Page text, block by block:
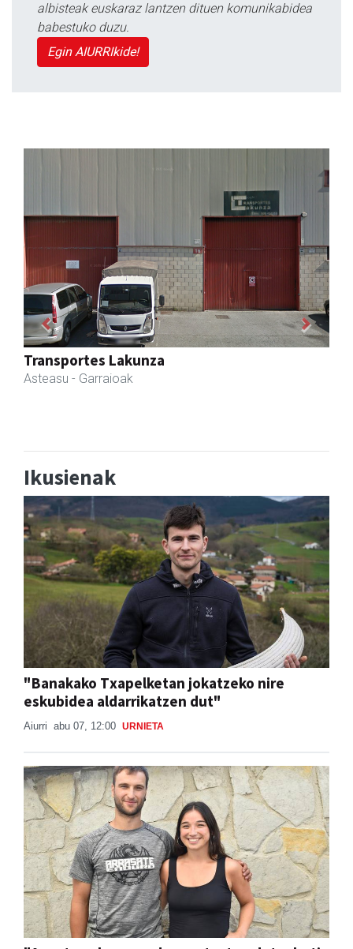
albisteak euskaraz lantzen dituen komunikabidea
babestuko duzu.
Egin AIURRIkide!
Amane
Amasa-Villabona
Previous Next
Ikusienak
"Banakako Txapelketan jokatzeko nire
eskubidea aldarrikatzen dut"
Aiurri abu 07, 12:00 URNIETA